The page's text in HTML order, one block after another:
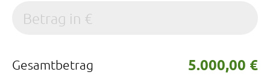
Gesamtbetrag 5.000,00 €